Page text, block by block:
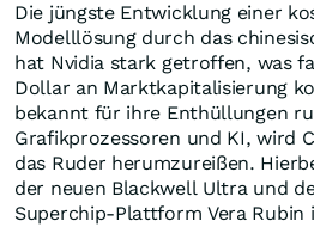
Die jüngste Entwicklung einer
Modelllösung durch das
hat Nvidia stark getroffen, was
Dollar an Marktkapitalisierung
bekannt für ihre Enthüllungen
Grafikprozessoren und KI, wird
das Ruder herumzureißen.
der neuen Blackwell Ultra und
Superchip-Plattform Vera